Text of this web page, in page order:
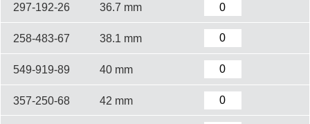
297-192-26 36.7 mm
258-483-67 38.1 mm
549-919-89 40 mm
357-250-68 42 mm